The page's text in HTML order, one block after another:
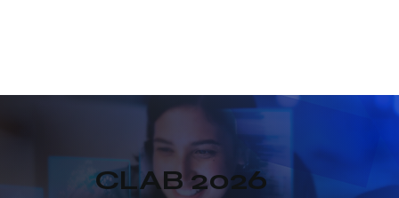
CLAB 2026